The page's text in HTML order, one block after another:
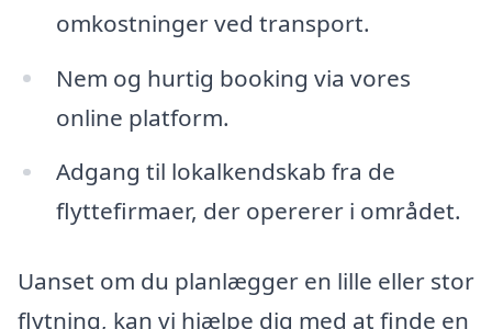
omkostninger ved transport.
Nem og hurtig booking via vores
online platform.
Adgang til lokalkendskab fra de
flyttefirmaer, der opererer i området.
Uanset om du planlægger en lille eller stor
flytning, kan vi hjælpe dig med at finde en